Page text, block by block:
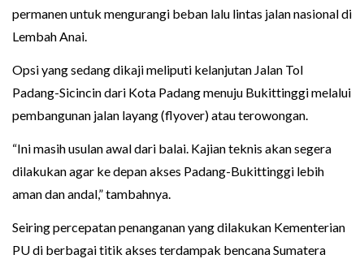
permanen untuk mengurangi beban lalu lintas jalan nasional di
Lembah Anai.
Opsi yang sedang dikaji meliputi kelanjutan Jalan Tol
Padang-Sicincin dari Kota Padang menuju Bukittinggi melalui
pembangunan jalan layang (flyover) atau terowongan.
“Ini masih usulan awal dari balai. Kajian teknis akan segera
dilakukan agar ke depan akses Padang-Bukittinggi lebih
aman dan andal,” tambahnya.
Seiring percepatan penanganan yang dilakukan Kementerian
PU di berbagai titik akses terdampak bencana Sumatera